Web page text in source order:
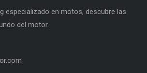
especializado en motos, descubre las
del motor.